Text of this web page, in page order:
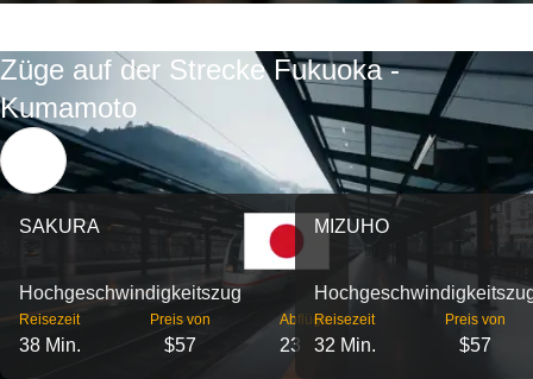
Züge auf der Strecke Fukuoka -
Kumamoto
SAKURA
Hochgeschwindigkeitszug
Reisezeit
38 Min.
Preis von
$57
Abflüge
23
MIZUHO
Reisezeit
32 Min.
Preis von
$57